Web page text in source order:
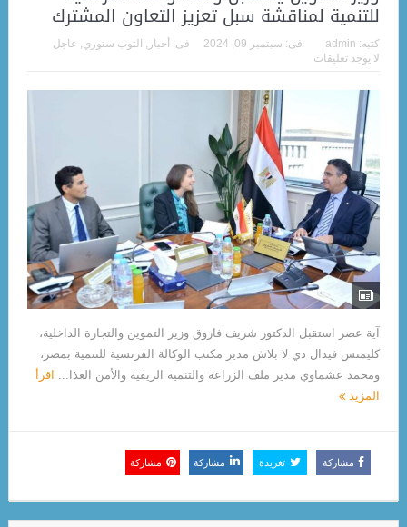
للتنمية لمناقشة سبل تعزيز التعاون المشترك
كتبه: admin فى: سبتمبر 09, 2024 فى: أخبار التوب ستوري عاجل
لا يوجد تعليقات
آية عصر استقبل الدكتور شريف فاروق وزير التموين والتجارة الداخلية،
كليمنس فيدال دي لا بلاش مدير مكتب الوكالة الفرنسية للتنمية بمصر،
ومحمد عشماوي مدير ملف الزراعة والتنمية الريفية والأمن الغذا... اقرأ
المزيد
مشاركة تغريدة مشاركة مشاركة